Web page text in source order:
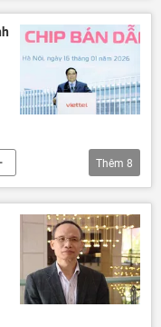
tử
Thêm 8